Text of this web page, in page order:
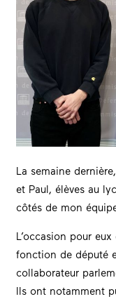
La semaine
et Paul, élèves au
côtés de mon
L’occasion pour
fonction de député
collaborateur
Ils ont notamment